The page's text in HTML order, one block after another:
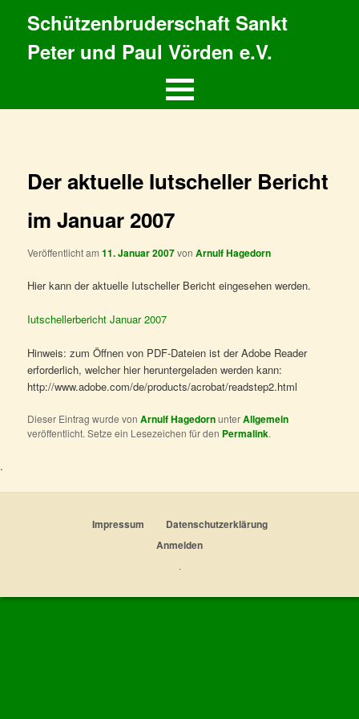
Schützenbruderschaft Sankt
Peter und Paul Vörden e.V.
springen
Der aktuelle Iutscheller Bericht
im Januar 2007
Veröffentlicht am11. Januar 2007vonArnulf Hagedorn
Hier kann der aktuelle Iutscheller Bericht eingesehen werden.
Iutschellerbericht Januar 2007
Hinweis: zum Öffnen von PDF-Dateien ist der Adobe Reader
erforderlich, welcher hier heruntergeladen werden kann:
http://www.adobe.com/de/products/acrobat/readstep2.html
Dieser Eintrag wurde vonArnulf HagedornunterAllgemein
veröffentlicht. Setze ein Lesezeichen für den Permalink.
Impressum
Datenschutzerklärung
Anmelden